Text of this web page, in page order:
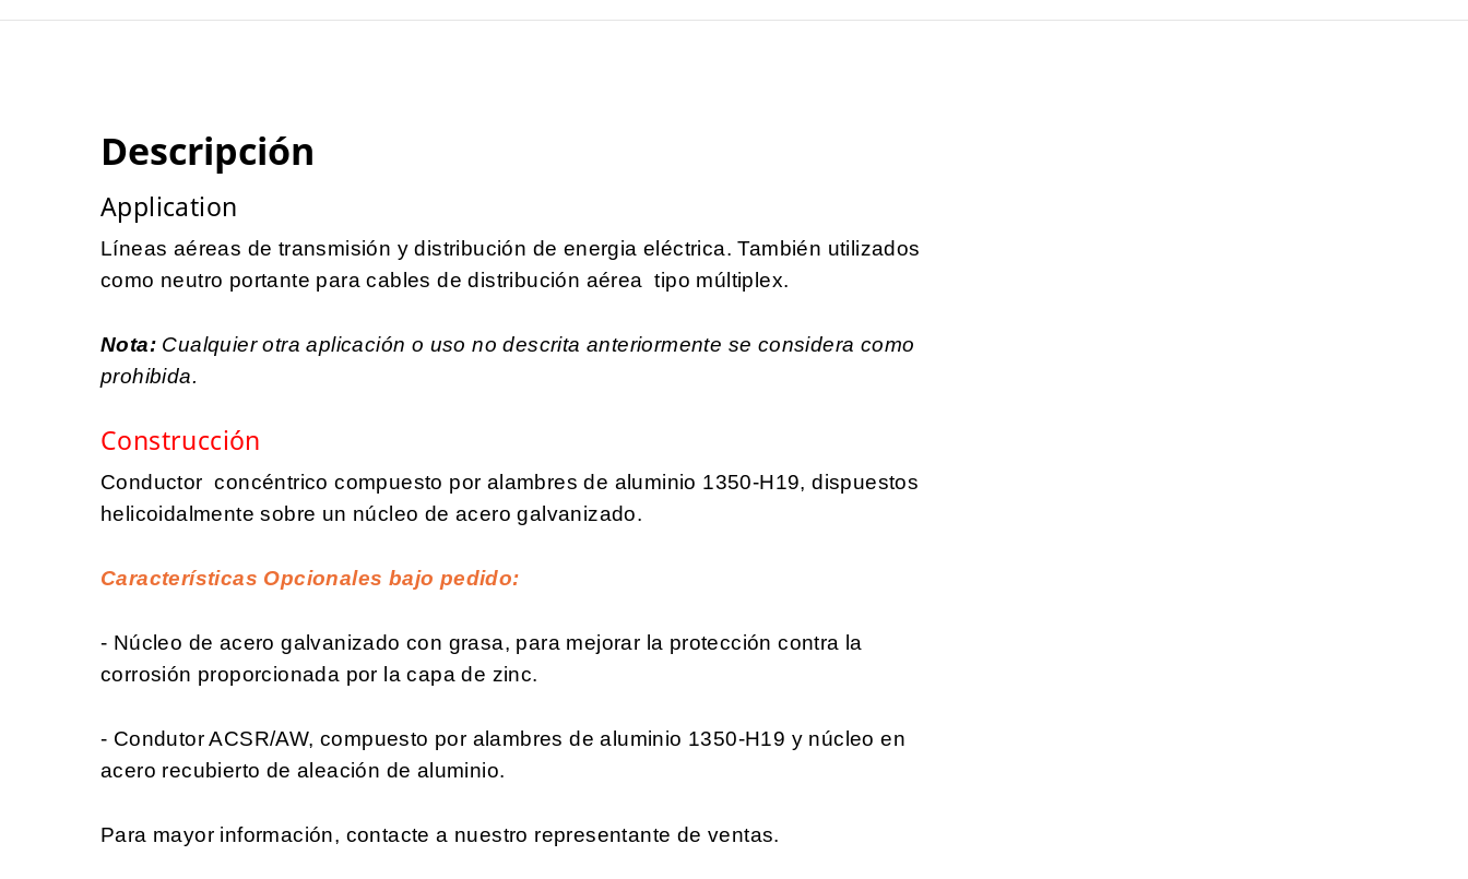
Descripción
Application
Líneas aéreas de transmisión y distribución de energia eléctrica. También utilizados
como neutro portante para cables de distribución aérea tipo múltiplex.
Nota: Cualquier otra aplicación o uso no descrita anteriormente se considera como
prohibida.
Construcción
Conductor concéntrico compuesto por alambres de aluminio 1350-H19, dispuestos
helicoidalmente sobre un núcleo de acero galvanizado.
Características Opcionales bajo pedido:
- Núcleo de acero galvanizado con grasa, para mejorar la protección contra la
corrosión proporcionada por la capa de zinc.
- Condutor ACSR/AW, compuesto por alambres de aluminio 1350-H19 y núcleo en
acero recubierto de aleación de aluminio.
Para mayor información, contacte a nuestro representante de ventas.